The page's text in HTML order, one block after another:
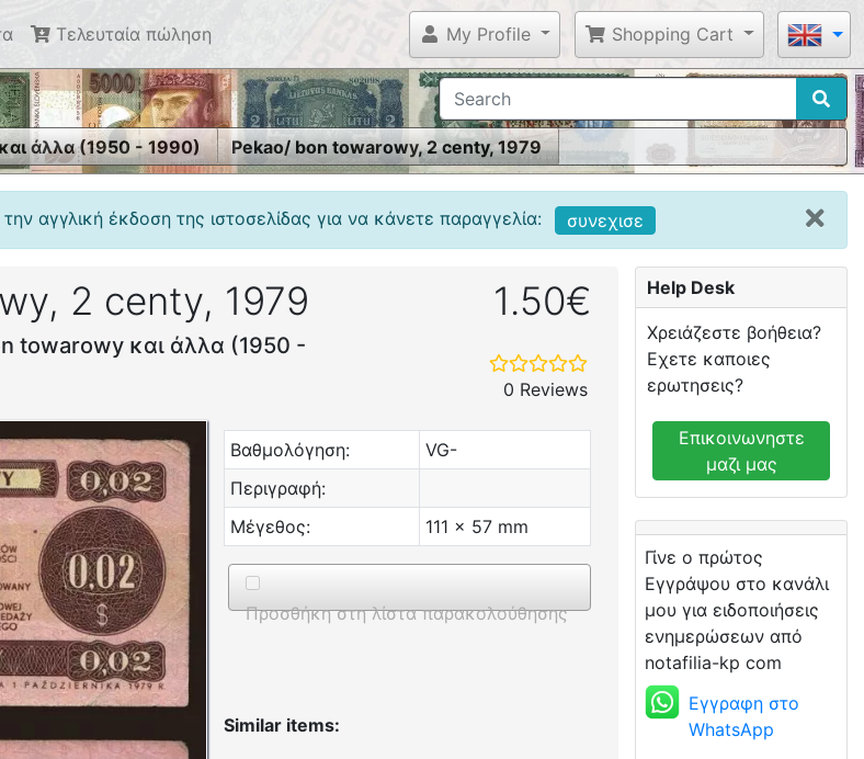
Τελευταία πώληση My Profile Shopping Cart
άλλα (1950 - 1990) Pekao/ bon towarowy, 2 centy, 1979
αγγλική έκδοση της ιστοσελίδας για να κάνετε παραγγελία: συνεχισε
2 centy, 1979
towarowy και άλλα (1950 -
1.50€
0 Reviews
Βαθμολόγηση:
VG-
Περιγραφή:
Μέγεθος:
111 x 57 mm
Προσθήκη στη λίστα παρακολούθησης
Similar items:
Help Desk
Χρειάζεστε βοήθεια?
Εχετε καποιες
ερωτησεις?
Επικοινωνηστε
μαζι μας
Γίνε ο πρώτος
Εγγράψου στο κανάλι
μου για ειδοποιήσεις
ενημερώσεων από
notafilia-kp com
Εγγραφη στο
WhatsApp